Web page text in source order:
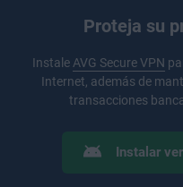
Proteja su
Instale AVG Secure VPN
Internet, además de
transacciones
Instalar